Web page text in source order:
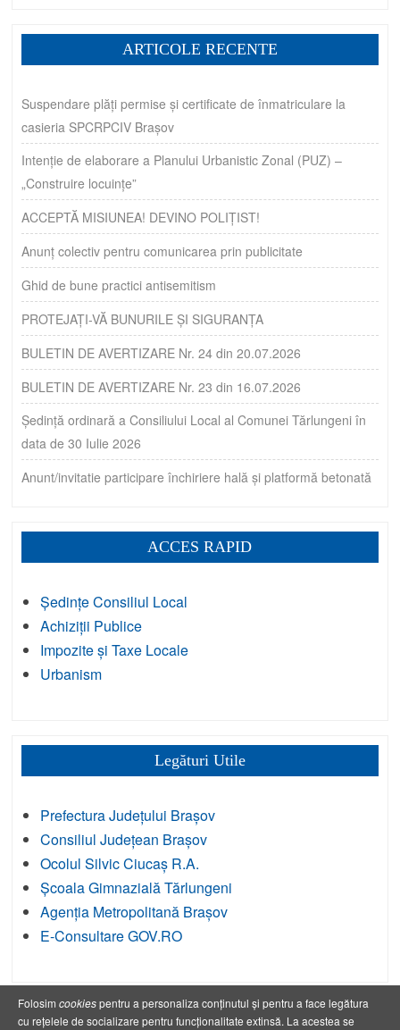
ARTICOLE RECENTE
Suspendare plăți permise și certificate de înmatriculare la
casieria SPCRPCIV Brașov
Intenție de elaborare a Planului Urbanistic Zonal (PUZ) –
„Construire locuințe”
ACCEPTĂ MISIUNEA! DEVINO POLIȚIST!
Anunț colectiv pentru comunicarea prin publicitate
Ghid de bune practici antisemitism
PROTEJAȚI-VĂ BUNURILE ȘI SIGURANȚA
BULETIN DE AVERTIZARE Nr. 24 din 20.07.2026
BULETIN DE AVERTIZARE Nr. 23 din 16.07.2026
Ședință ordinară a Consiliului Local al Comunei Tărlungeni în
data de 30 Iulie 2026
Anunt/invitatie participare închiriere hală și platformă betonată
ACCES RAPID
Ședințe Consiliul Local
Achiziții Publice
Impozite și Taxe Locale
Urbanism
Legături Utile
Prefectura Județului Brașov
Consiliul Județean Brașov
Ocolul Silvic Ciucaș R.A.
Școala Gimnazială Tărlungeni
Agenția Metropolitană Brașov
E-Consultare GOV.RO
Folosim cookiespentru a personaliza conținutul și pentru a face legătura
cu rețelele de socializare pentru funcționalitate extinsă. La acestea se